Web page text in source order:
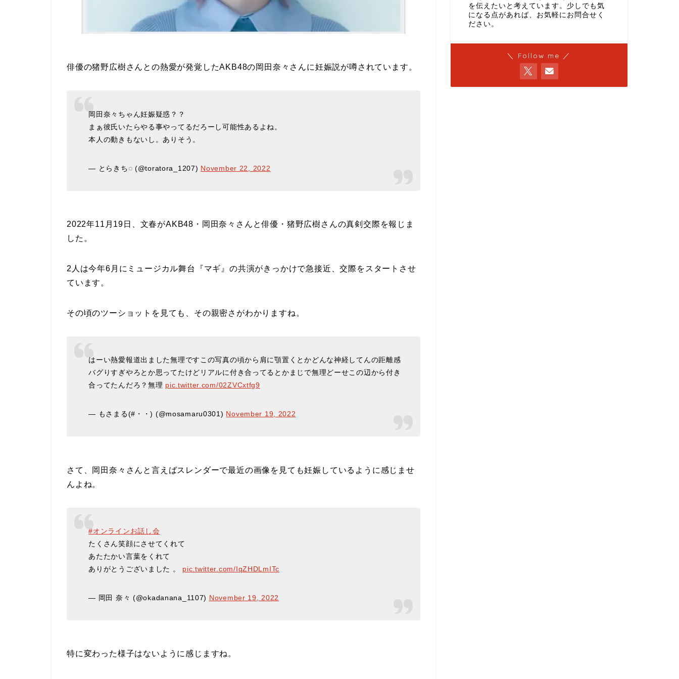
俳優の猪野広樹さんとの熱愛が発覚したAKB48の岡田奈々さんに妊娠説が噂されています。
岡田奈々ちゃん妊娠疑惑？？
まぁ彼氏いたらやる事やってるだろーし可能性あるよね。
本人の動きもないし。ありそう。
— とらきち◌ (@toratora_1207) November 22, 2022
2022年11月19日、文春がAKB48・岡田奈々さんと俳優・猪野広樹さんの真剣交際を報じま
した。
2人は今年6月にミュージカル舞台『マギ』の共演がきっかけで急接近、交際をスタートさせ
ています。
その頃のツーショットを見ても、その親密さがわかりますね。
はーい熱愛報道出ました無理ですこの写真の頃から肩に顎置くとかどんな神経してんの距離感
バグりすぎやろとか思ってたけどリアルに付き合ってるとかまじで無理どーせこの辺から付き
合ってたんだろ？無理 pic.twitter.com/02ZVCxtfg9
— もさまる(#・・) (@mosamaru0301) November 19, 2022
さて、岡田奈々さんと言えばスレンダーで最近の画像を見ても妊娠しているように感じませ
んよね。
#オンラインお話し会
たくさん笑顔にさせてくれて
あたたかい言葉をくれて
ありがとうございました 。 pic.twitter.com/IqZHDLmITc
— 岡田 奈々 (@okadanana_1107) November 19, 2022
特に変わった様子はないように感じますね。
を伝えたいと考えています。少しでも気
になる点があれば、お気軽にお問合せく
ださい。
＼ Follow me ／